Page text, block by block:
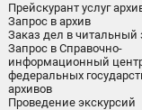
Прейскурант услуг
Запрос в архив
Заказ дел в читальный
Запрос в Справочно-
информационный
федеральных
архивов
Проведение экскурсий